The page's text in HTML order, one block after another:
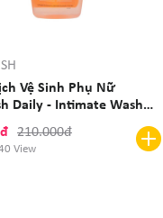
Vệ Sinh Phụ Nữ
Daily - Intimate Wash
210.000đ
View